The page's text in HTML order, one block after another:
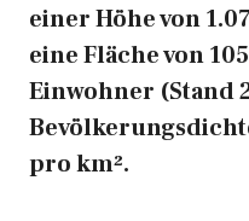
einer Höhe von
eine Fläche von
Einwohner (Stand
pro km².